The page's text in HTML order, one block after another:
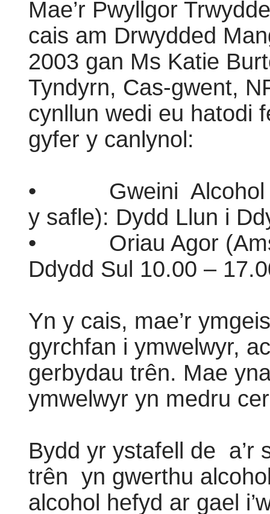
Mae’r Pwyllgor
cais am Drwydded
2003 gan Ms Katie
Tyndyrn, Cas-gwent,
cynllun wedi eu hatodi
gyfer y canlynol:
• Gweini
y safle): Dydd Llun i
•
Oriau Agor
Ddydd Sul 10.00 –
Yn y cais, mae’r
gyrchfan i ymwelwyr,
gerbydau trên. Mae
ymwelwyr yn medru
Bydd yr ystafell de a’r
trên yn gwerthu
alcohol hefyd ar gael